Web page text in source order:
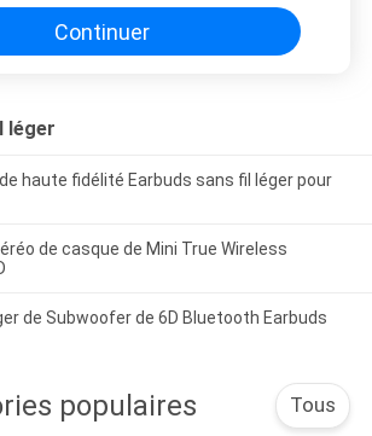
Continuer
léger
haute fidélité Earbuds sans fil léger pour
de casque de Mini True Wireless
de Subwoofer de 6D Bluetooth Earbuds
populaires Tous